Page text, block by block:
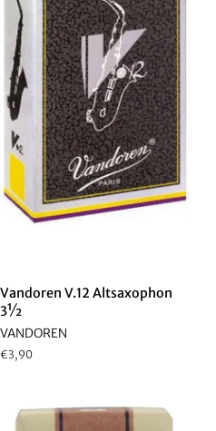
Vandoren V.12 Altsaxophon
3½
VANDOREN
Normaler
€3,90